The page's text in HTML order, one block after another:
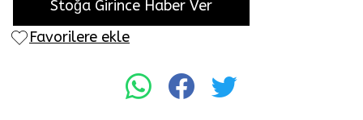
Stoğa Girince Haber Ver
Favorilere ekle